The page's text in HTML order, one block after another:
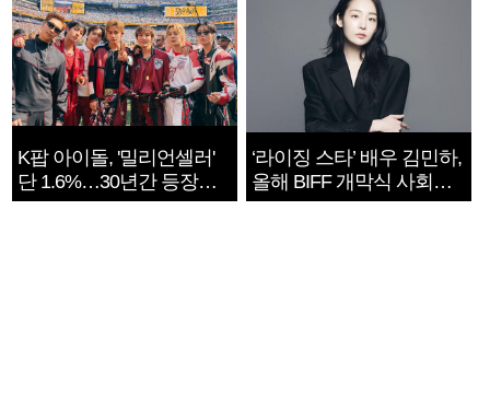
K팝 아이돌, '밀리언셀러'
단 1.6%…30년간 등장
1182개팀 전수조사
‘라이징 스타’ 배우 김민하,
올해 BIFF 개막식 사회자
확정